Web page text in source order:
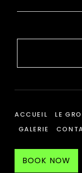
ACCUEIL LE
GALERIE
BOOK NOW